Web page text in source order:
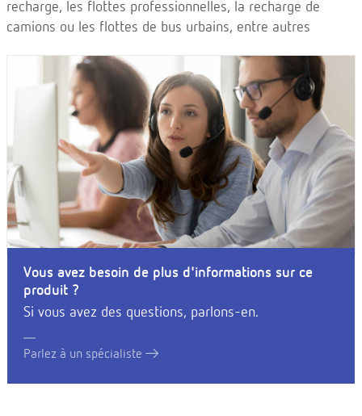
recharge, les flottes professionnelles, la recharge de
camions ou les flottes de bus urbains, entre autres
Vous avez besoin de plus d'informations sur ce
produit ?
Si vous avez des questions, parlons-en.
Parlez à un spécialiste